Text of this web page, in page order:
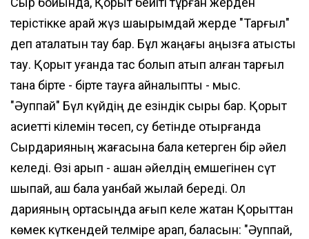
терістікке қарай жүз шақырымдай жерде "Тарғыл"
деп аталатын тау бар. Бұл жаңағы аңызға қатысты
тау. Қорқыт қуғанда тас болып қатып қалған тарғыл
тана бірте - бірте тауға айналыпты - мыс.
"Әуппай" Бүл күйдің де езіндік сыры бар. Қорқыт
қасиетті кілемін төсеп, су бетінде отырғанда
Сырдарияның жағасына бала кетерген бір әйел
келеді. Өзі арып - ашқан әйелдің емшегінен сүт
шықпай, аш бала уанбай жылай береді. Ол
дарияның ортасыңда ағып келе жатқан Қорқыттан
көмек күткендей телміре қарап, баласын: "Әуппай,